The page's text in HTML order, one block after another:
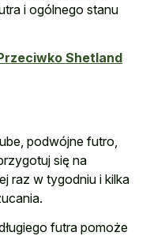
i ogólnego stanu
Shetland
podwójne futro,
się na
raz w tygodniu i kilka
futra pomoże